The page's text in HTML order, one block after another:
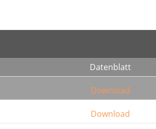
Datenblatt
Download
Download